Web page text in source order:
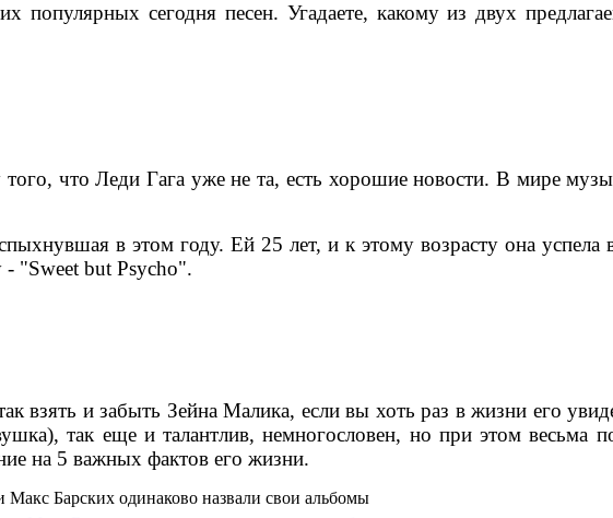
популярных сегодня песен. Угадаете, какому из двух
что Леди Гага уже не та, есть хорошие новости. В мире
в этом году. Ей 25 лет, и к этому возрасту она успела
- "Sweet but Psycho".
взять и забыть Зейна Малика, если вы хоть раз в жизни его
так еще и талантлив, немногословен, но при этом
на 5 важных фактов его жизни.
Барских одинаково назвали свои альбомы